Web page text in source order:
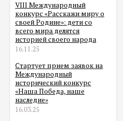
VIII Международный
конкурс «Расскажи миру о
своей Родине»: дети со
всего мира делятся
историей своего народа
16.11.25
Стартует прием заявок на
Международный
исторический конкурс
«Наша Победа, наше
наследие»
16.03.25